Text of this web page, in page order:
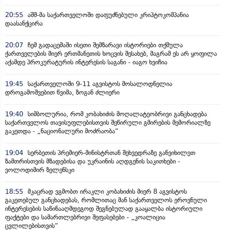
20:55 აშშ-მა საქართველოში დაფუძნებული კრიპტოკომპანია
დაასანქცირა
20:07 ჩემ გადაცემაში ისეთი შემზარავი ისტორიები თქმულა
ქართველების მიერ ერთმანეთის ხოცვის შესახებ, მაგრამ ეს არ ყოფილა
აქამდე პროკურატურის ინტერესის საგანი - იაგო ხვიჩია
19:45 საქართველოში 9-11 აგვისტოს მოსალოდნელია
დროგამოშვებით წვიმა, ზოგან ძლიერი
19:40 სიმბოლურია, რომ კობახიძის მოღალატეობრივი განცხადება
საქართველოს თავისუფლებისთვის შეწირული გმირების მემორიალზე
გაკეთდა - „ნაციონალური მოძრაობა“
19:04 სერბეთის პრემიერ-მინისტრთან შეხვედრაზე განვიხილეთ
ზამთრისთვის მზადებისა და უკრაინის აღდგენის საკითხები -
ვოლოდიმირ ზელენსკი
18:55 მკაცრად ვგმობთ ირაკლი კობახიძის მიერ 8 აგვისტოს
გაკეთებულ განცხადებას, რომლითაც მან საქართველოს ეროვნული
ინტერესების საწინააღმდეგოდ შეგნებულად გააყალბა ისტორიული
ფაქტები და სამართლებრივი შეფასებები - „კოალიცია
ცვლილებისთვის“